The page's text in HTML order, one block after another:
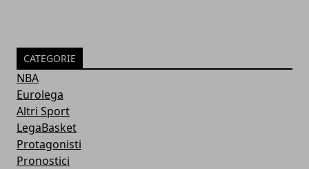
CATEGORIE
NBA
Eurolega
Altri Sport
LegaBasket
Protagonisti
Pronostici